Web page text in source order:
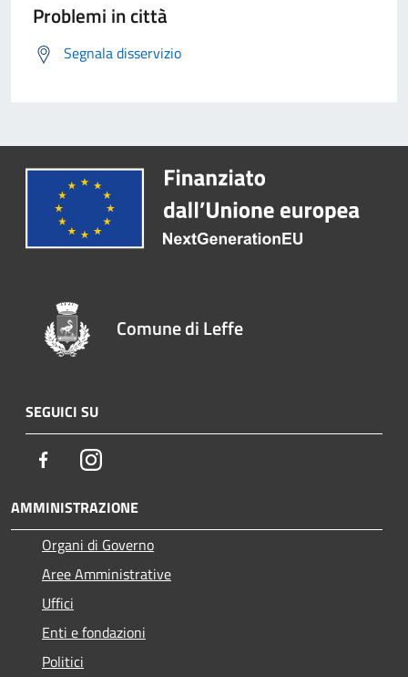
Problemi in città
Segnala disservizio
Comune di Leffe
SEGUICI SU
FacebookInstagram
AMMINISTRAZIONE
Organi di Governo
Aree Amministrative
Uffici
Enti e fondazioni
Politici